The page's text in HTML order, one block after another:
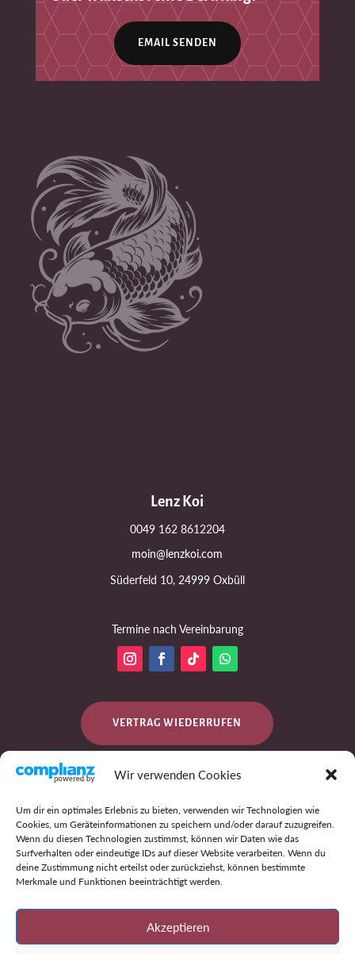
Wir verwenden Cookies
Um dir ein optimales Erlebnis zu bieten, verwenden wir Technologien wie
Cookies, um Geräteinformationen zu speichern und/oder darauf zuzugreifen.
Wenn du diesen Technologien zustimmst, können wir Daten wie das
Surfverhalten oder eindeutige IDs auf dieser Website verarbeiten. Wenn du
deine Zustimmung nicht erteilst oder zurückziehst, können bestimmte
Merkmale und Funktionen beeinträchtigt werden.
Akzeptieren
EMAIL SENDEN
Lenz Koi
0049 162 8612204
moin@lenzkoi.com
Süderfeld 10, 24999 Oxbüll
Termine nach Vereinbarung
VERTRAG WIEDERRUFEN
IMPRESSUM
AGB